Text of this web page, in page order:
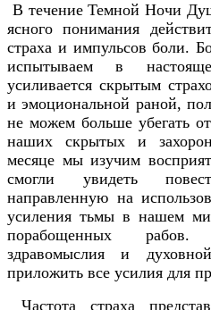
В течение Темной Ночи
ясного понимания
страха и импульсов боли.
испытываем в
усиливается скрытым
и эмоциональной раной,
не можем больше убегать
наших скрытых и
месяце мы изучим
смогли увидеть
направленную на
усиления тьмы в нашем
порабощенных рабов.
здравомыслия и
приложить все усилия для
Частота страха